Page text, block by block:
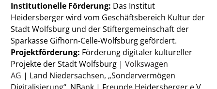
Institutionelle Förderung: Das Institut
Heidersberger wird vom Geschäftsbereich Kultur der
Stadt Wolfsburg und der Stiftergemeinschaft der
Sparkasse Gifhorn-Celle-Wolfsburg gefördert.
Projektförderung: Förderung digitaler kultureller
Projekte der Stadt Wolfsburg |Volkswagen
AG | Land Niedersachsen, „Sondervermögen